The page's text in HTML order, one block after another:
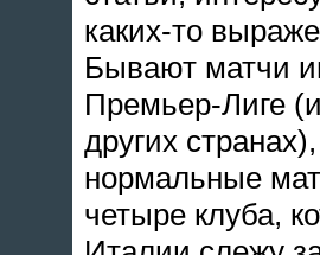
каких-то
Бывают матчи
Премьер-Лиге
других
нормальные
четыре клуба,